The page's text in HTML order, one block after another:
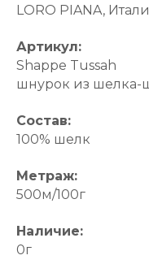
LORO PIANA,
Артикул:
Shappe Tussah
шнурок из шелка-
Состав:
100% шелк
Метраж:
500м/100г
Наличие:
0г